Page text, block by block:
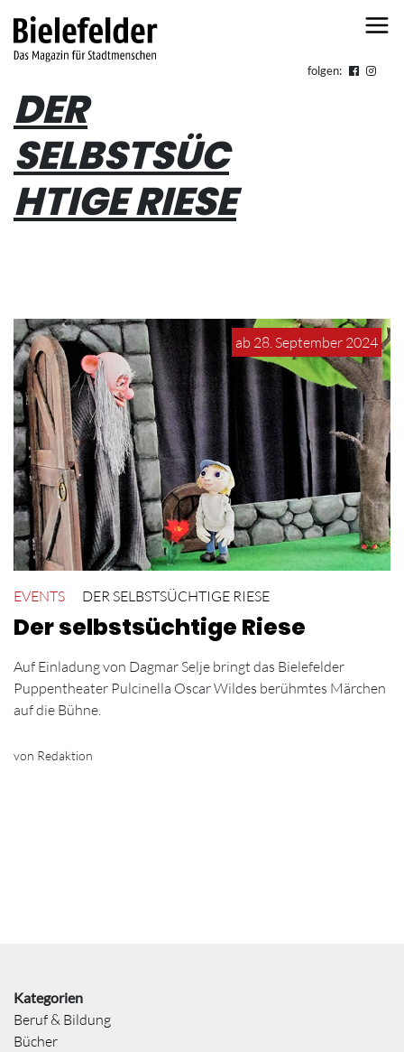
folgen:
DER
SELBSTSÜC
HTIGE RIESE
ab 28. September 2024
EVENTS DER SELBSTSÜCHTIGE RIESE
Der selbstsüchtige Riese
Auf Einladung von Dagmar Selje bringt das Bielefelder
Puppentheater Pulcinella Oscar Wildes berühmtes Märchen
auf die Bühne.
von Redaktion
Kategorien
Beruf & Bildung
Bücher